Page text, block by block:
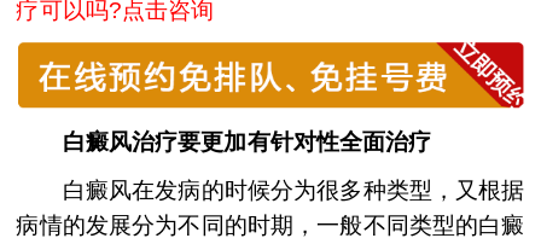
疗可以吗?点击咨询
白癜风治疗要更加有针对性全面治疗
白癜风在发病的时候分为很多种类型，又根据
病情的发展分为不同的时期，一般不同类型的白癜